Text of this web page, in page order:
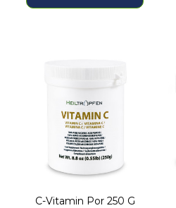
C-Vitamin Por 250 G